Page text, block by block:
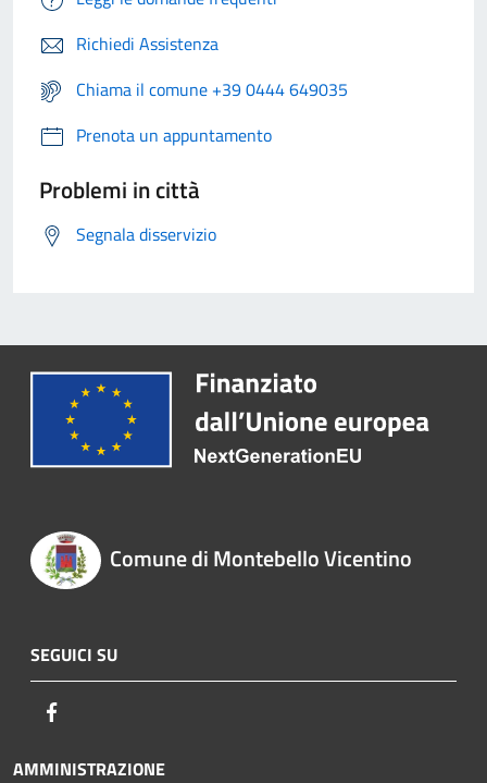
Richiedi Assistenza
Chiama il comune +39 0444 649035
Prenota un appuntamento
Problemi in città
Segnala disservizio
Comune di Montebello Vicentino
SEGUICI SU
AMMINISTRAZIONE